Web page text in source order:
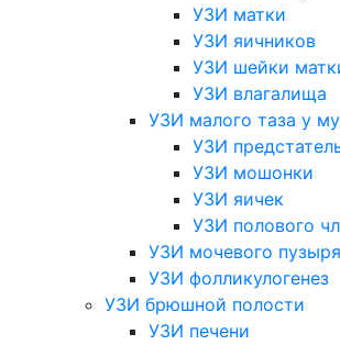
УЗИ матки
УЗИ яичников
УЗИ шейки
УЗИ влагалища
УЗИ малого таза у
УЗИ
УЗИ мошонки
УЗИ яичек
УЗИ полового
УЗИ мочевого пузыря
УЗИ фолликулогенез
УЗИ брюшной полости
УЗИ печени